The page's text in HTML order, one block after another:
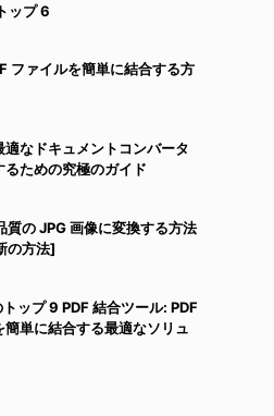
ップ 6
ファイルを簡単に結合する方
適なドキュメントコンバータ
るための究極のガイド
質の JPG 画像に変換する方法
の方法]
ップ 9 PDF 結合ツール: PDF
簡単に結合する最適なソリュ